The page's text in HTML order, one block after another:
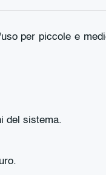
per piccole e
del sistema.